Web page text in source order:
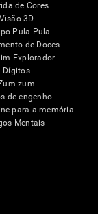
de Cores
Visão 3D
Pula-Pula
de Doces
Explorador
Dígitos
zum
de engenho
para a memória
Mentais